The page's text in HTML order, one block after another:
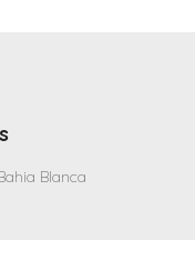
Blanca